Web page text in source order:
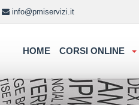
info@pmiservizi.it
HOME CORSI ONLINE